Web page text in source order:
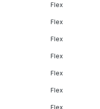
Flex
Flex
Flex
Flex
Flex
Flex
Flex